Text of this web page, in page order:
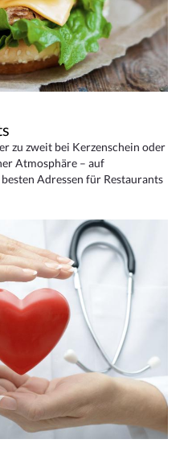
zu zweit bei Kerzenschein oder
Atmosphäre – auf
Adressen für Restaurants